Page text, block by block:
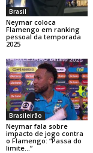
Brasil
Neymar coloca
Flamengo em ranking
pessoal da temporada
2025
Brasileirão
Neymar fala sobre
impacto de jogo contra
o Flamengo: “Passa do
limite…”